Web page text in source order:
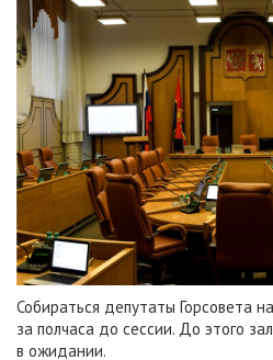
Собираться депутаты Горсовета
за полчаса до сессии. До этого
в ожидании.